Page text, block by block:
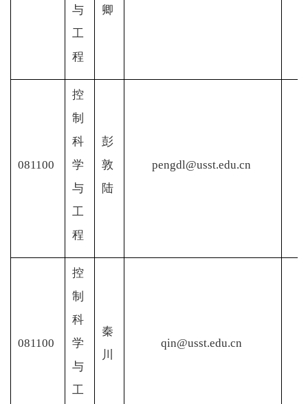
与
工
程
卿
081100
控
制
科
学
与
工
程
彭
敦
陆
pengdl@usst.edu.cn
081100
控
制
科
学
与
工
秦
川
qin@usst.edu.cn